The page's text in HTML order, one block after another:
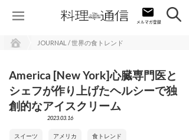
JOURNAL / 世界の食トレンド
America [New York]心臓専門医と
シェフが作り上げたヘルシーで独
創的なアイスクリーム
2023.03.16
スイーツ アメリカ 食トレンド